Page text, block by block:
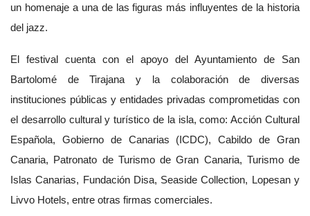
un homenaje a una de las figuras más influyentes de la historia
del jazz.
El festival cuenta con el apoyo del Ayuntamiento de San
Bartolomé de Tirajana y la colaboración de diversas
instituciones públicas y entidades privadas comprometidas con
el desarrollo cultural y turístico de la isla, como: Acción Cultural
Española, Gobierno de Canarias (ICDC), Cabildo de Gran
Canaria, Patronato de Turismo de Gran Canaria, Turismo de
Islas Canarias, Fundación Disa, Seaside Collection, Lopesan y
Livvo Hotels, entre otras firmas comerciales.